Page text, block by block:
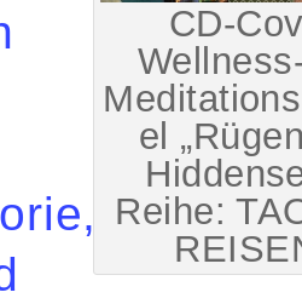
CD-
el
Reihe: